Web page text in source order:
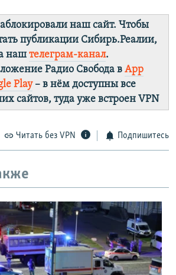
наш сайт. Чтобы
публикации Сибирь.Реалии,
наш телеграм-канал.
Радио Свобода в App
Play– в нём доступны все
сайтов, туда уже встроен VPN
Читать без VPN Подпишитесь